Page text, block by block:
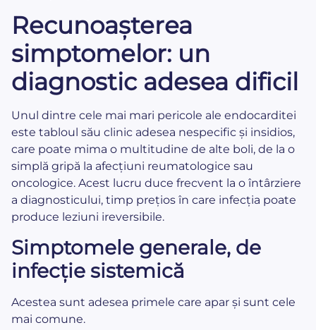
Recunoașterea
simptomelor: un
diagnostic adesea dificil
Unul dintre cele mai mari pericole ale endocarditei
este tabloul său clinic adesea nespecific și insidios,
care poate mima o multitudine de alte boli, de la o
simplă gripă la afecțiuni reumatologice sau
oncologice. Acest lucru duce frecvent la o întârziere
a diagnosticului, timp prețios în care infecția poate
produce leziuni ireversibile.
Simptomele generale, de
infecție sistemică
Acestea sunt adesea primele care apar și sunt cele
mai comune.